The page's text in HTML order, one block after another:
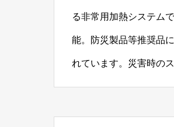
る非常用加熱システム
能。防災製品等推奨品
れています。災害時の